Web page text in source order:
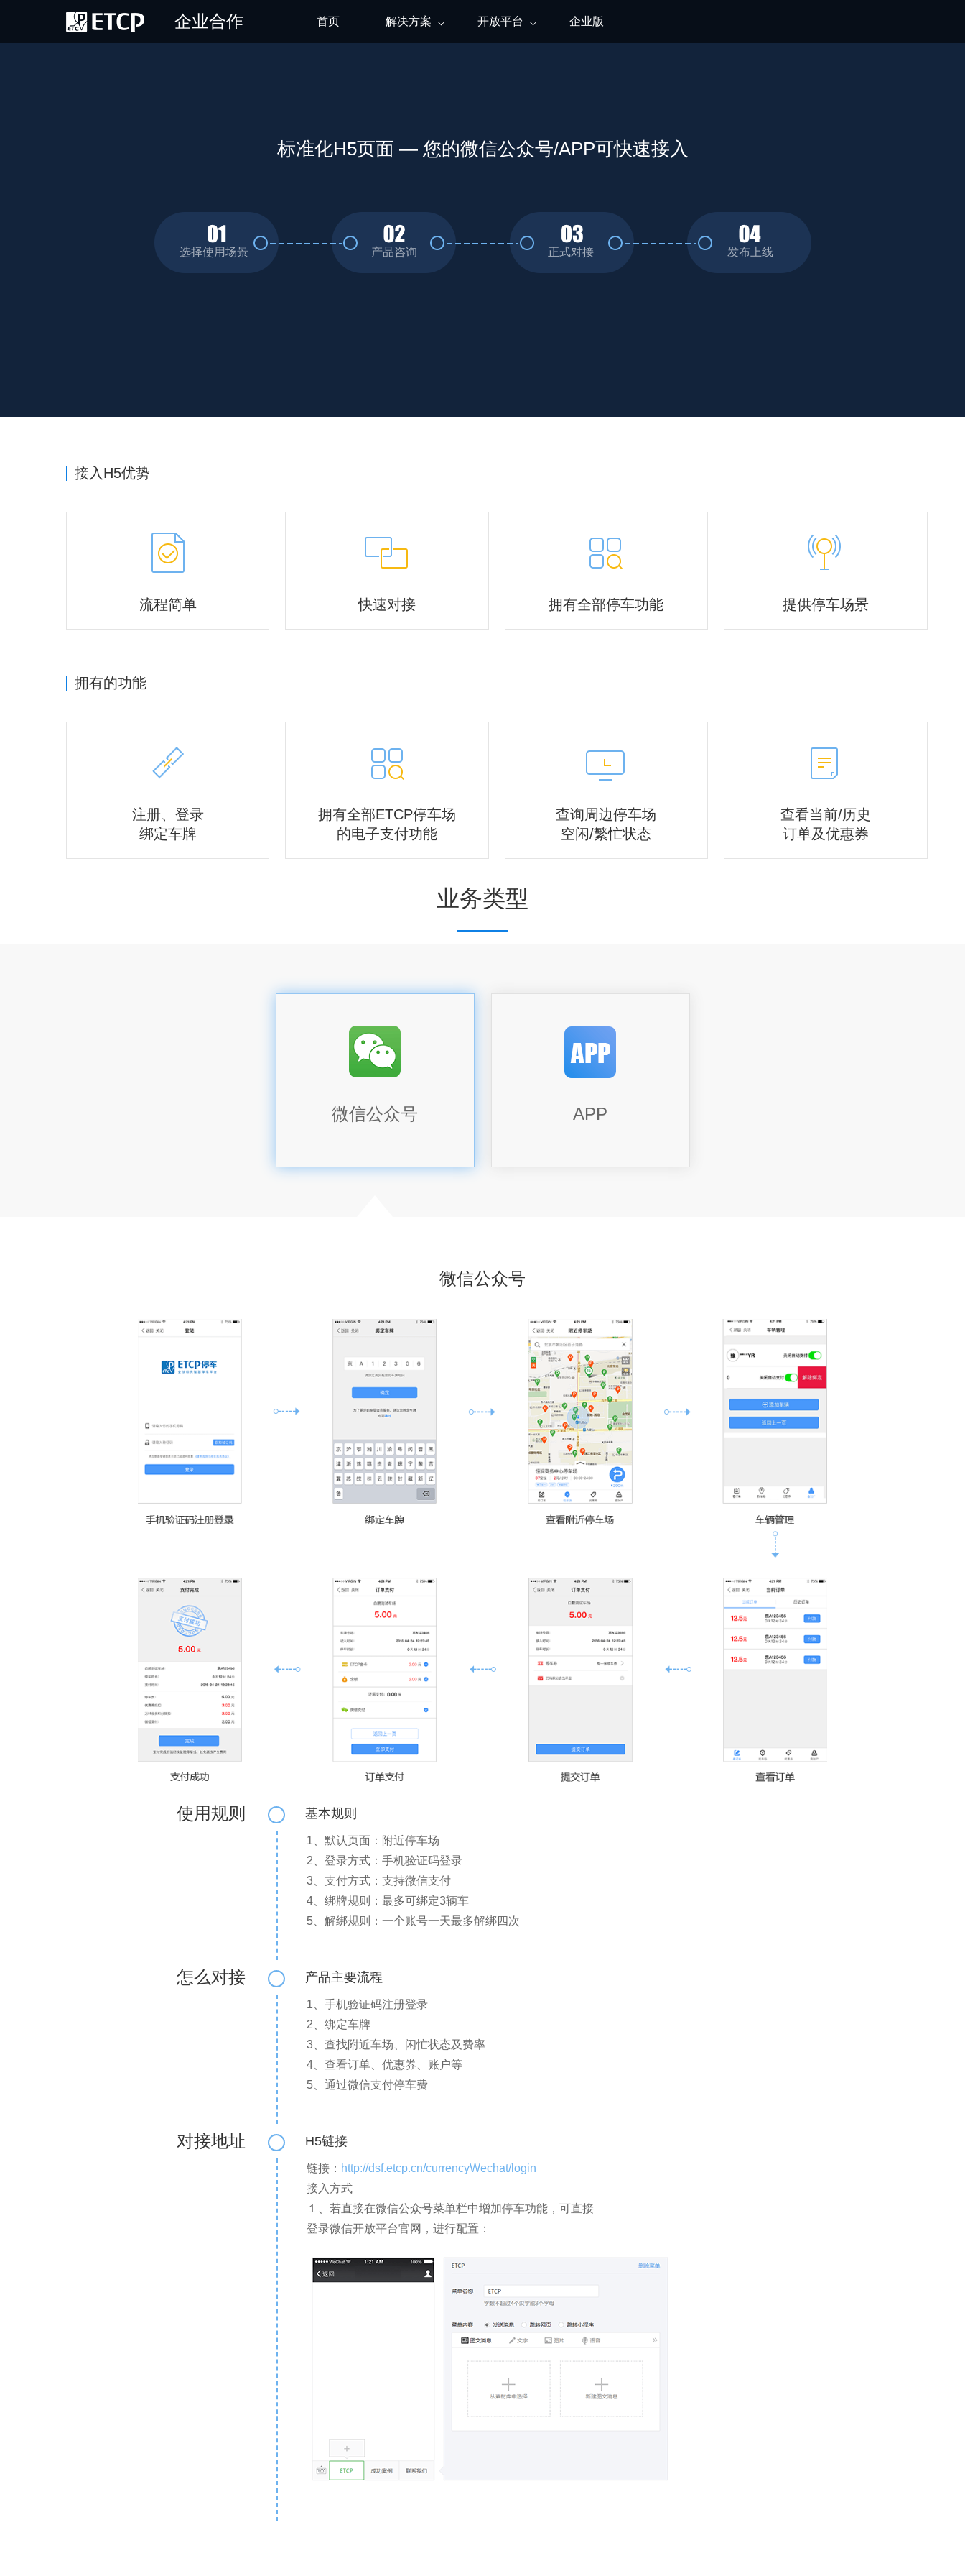
企业合作 首页 解决方案 开放平台 企业版
标准化H5页面 — 您的微信公众号/APP可快速接入
选择使用场景 产品咨询 正式对接 发布上线
接入H5优势
流程简单 快速对接 拥有全部停车功能 提供停车场景
拥有的功能
注册、登录
绑定车牌
拥有全部ETCP停车场
的电子支付功能
查询周边停车场
空闲/繁忙状态
查看当前/历史
订单及优惠券
业务类型
微信公众号 APP
微信公众号
使用规则 基本规则
1、默认页面：附近停车场
2、登录方式：手机验证码登录
3、支付方式：支持微信支付
4、绑牌规则：最多可绑定3辆车
5、解绑规则：一个账号一天最多解绑四次
怎么对接 产品主要流程
1、手机验证码注册登录
2、绑定车牌
3、查找附近车场、闲忙状态及费率
4、查看订单、优惠券、账户等
5、通过微信支付停车费
对接地址 H5链接
链接： http://dsf.etcp.cn/currencyWechat/login
接入方式
１、若直接在微信公众号菜单栏中增加停车功能，可直接
登录微信开放平台官网，进行配置：